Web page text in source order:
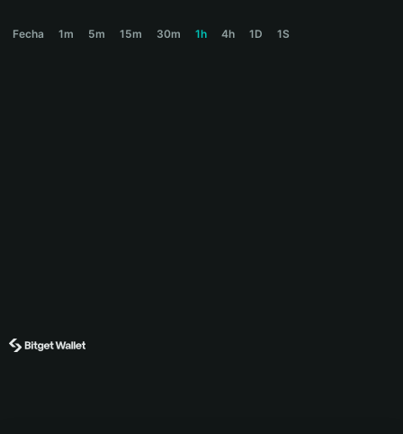
Español (Argentina)
Fecha 1m 5m 15m 30m 1h 4h 1D 1S